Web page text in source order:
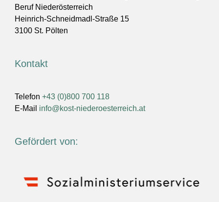
Beruf Niederösterreich
Heinrich-Schneidmadl-Straße 15
3100 St. Pölten
Kontakt
Telefon +43 (0)800 700 118
E-Mail info@kost-niederoesterreich.at
Gefördert von: